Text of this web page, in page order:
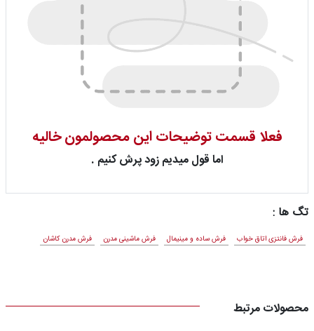
فعلا قسمت توضیحات این محصولمون خالیه
اما قول میدیم زود پرش کنیم .
تگ ها :
فرش فانتزی اتاق خواب فرش ساده و مینیمال فرش ماشینی مدرن فرش مدرن کاشان
محصولات مرتبط